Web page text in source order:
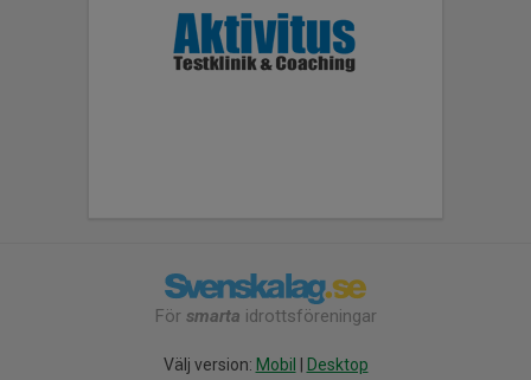
För smarta idrottsföreningar
Välj version: Mobil | Desktop